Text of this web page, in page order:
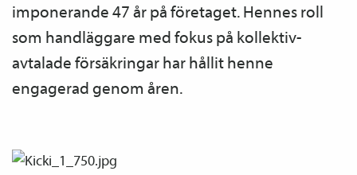
imponerande 47 år på företaget. Hennes roll
som handläggare med fokus på kollektiv­
avtalade försäkringar har hållit henne
engagerad genom åren.